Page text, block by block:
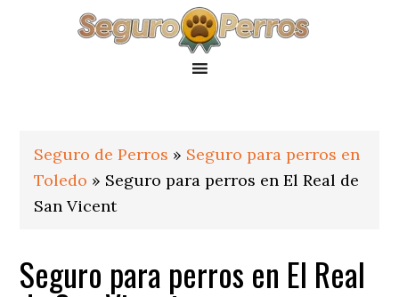
Seguro de Perros » Seguro para perros en
Toledo » Seguro para perros en El Real de
San Vicent
Seguro para perros en El Real